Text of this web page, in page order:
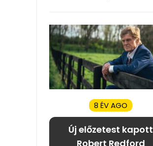
8 ÉV AGO
Új előzetest kapott
Robert Redford